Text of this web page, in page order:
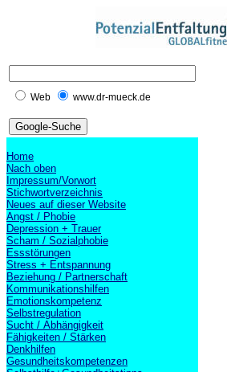
Web www.dr-mueck.de
Home
Nach oben
Impressum/Vorwort
Stichwortverzeichnis
Neues auf dieser Website
Angst / Phobie
Depression + Trauer
Scham / Sozialphobie
Essstörungen
Stress + Entspannung
Beziehung / Partnerschaft
Kommunikationshilfen
Emotionskompetenz
Selbstregulation
Sucht / Abhängigkeit
Fähigkeiten / Stärken
Denkhilfen
Gesundheitskompetenzen